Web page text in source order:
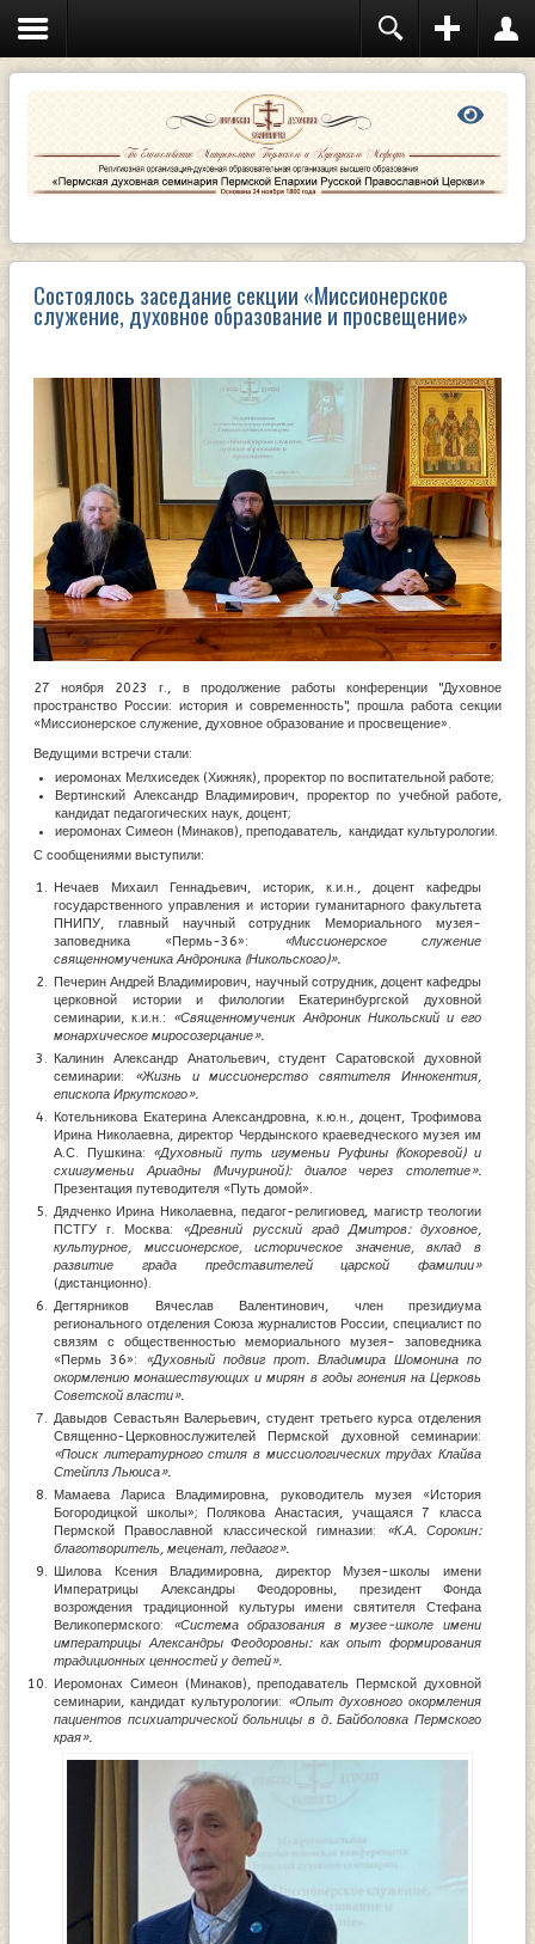
Состоялось заседание секции «Миссионерское
служение, духовное образование и просвещение»
27 ноября 2023 г., в продолжение работы конференции "Духовное
пространство России: история и современность", прошла работа секции
«Миссионерское служение, духовное образование и просвещение».
Ведущими встречи стали:
иеромонах Мелхиседек (Хижняк), проректор по воспитательной работе;
Вертинский Александр Владимирович, проректор по учебной работе,
кандидат педагогических наук, доцент;
иеромонах Симеон (Минаков), преподаватель, кандидат культурологии.
С сообщениями выступили:
Нечаев Михаил Геннадьевич, историк, к.и.н., доцент кафедры
государственного управления и истории гуманитарного факультета
ПНИПУ, главный научный сотрудник Мемориального музея-
заповедника «Пермь-36»:
«Миссионерское служение
священномученика Андроника (Никольского)».
Печерин Андрей Владимирович, научный сотрудник, доцент кафедры
церковной истории и филологии Екатеринбургской духовной
семинарии, к.и.н.: «Священномученик Андроник Никольский и его
монархическое миросозерцание».
Калинин Александр Анатольевич, студент Саратовской духовной
семинарии: «Жизнь и миссионерство святителя Иннокентия,
епископа Иркутского».
Котельникова Екатерина Александровна, к.ю.н., доцент, Трофимова
Ирина Николаевна, директор Чердынского краеведческого музея им
А.С. Пушкина: «Духовный путь игуменьи Руфины (Кокоревой) и
схиигуменьи Ариадны (Мичуриной): диалог через столетие».
Презентация путеводителя «Путь домой».
Дядченко Ирина Николаевна, педагог-религиовед, магистр теологии
ПСТГУ г. Москва: «Древний русский град Дмитров: духовное,
культурное, миссионерское, историческое значение, вклад в
развитие града представителей царской фамилии»
(дистанционно).
Дегтярников Вячеслав Валентинович, член президиума
регионального отделения Союза журналистов России, специалист по
связям с общественностью мемориального музея- заповедника
«Пермь 36»: «Духовный подвиг прот. Владимира Шомонина по
окормлению монашествующих и мирян в годы гонения на Церковь
Советской власти».
Давыдов Севастьян Валерьевич, студент третьего курса отделения
Священно-Церковнослужителей Пермской духовной семинарии:
«Поиск литературного стиля в миссиологических трудах Клайва
Стейплз Льюиса».
Мамаева Лариса Владимировна, руководитель музея «История
Богородицкой школы»; Полякова Анастасия, учащаяся 7 класса
Пермской Православной классической гимназии:
«К.А. Сорокин:
благотворитель, меценат, педагог».
Шилова Ксения Владимировна, директор Музея-школы имени
Императрицы Александры Феодоровны, президент Фонда
возрождения традиционной культуры имени святителя Стефана
Великопермского:
«Система образования в музее-школе имени
императрицы Александры Феодоровны: как опыт формирования
традиционных ценностей у детей».
Иеромонах Симеон (Минаков), преподаватель Пермской духовной
семинарии, кандидат культурологии: «Опыт духовного окормления
пациентов психиатрической больницы в д. Байболовка Пермского
края».